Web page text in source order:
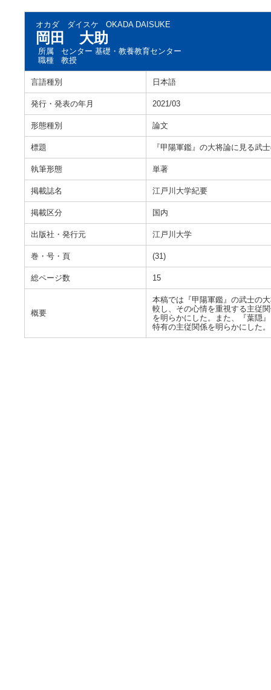
オカダ ダイスケ OKADA DAISUKE
岡田 大助
所属
センター 基礎・教養教育センター
職種
教授
言語種別 日本語
発行・発表の年月 2021/03
形態種別 論文
標題 『甲陽軍鑑』の大将論に見る武
執筆形態 単著
掲載誌名 江戸川大学紀要
掲載区分 国内
出版社・発行元 江戸川大学
巻・号・頁 (31)
総ページ数 15
概要
本稿では『甲陽軍鑑』の武士の
較し、その心情を重視する主従
を明らかにした。また、『葉隠
特有の主従関係を明らかにした。